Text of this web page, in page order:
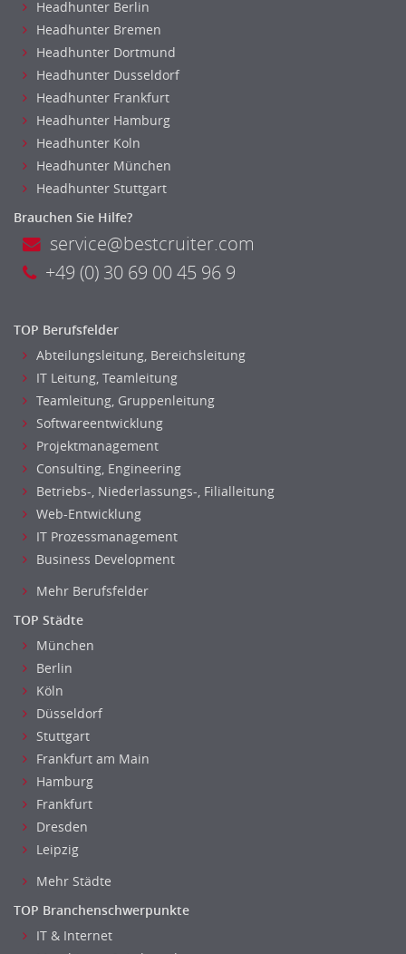
Ausbilder
Berufsschule
Erwachsenenbildung
Erzieher
Kindergarten, KiTa, Vorschule
Bildung & Soziales Leitung, Teamleitung
Sozialarbeit
Universität, Fachhochschule
Unterricht: Grundschule
Unterricht: Sekundarstufe
Architektur
Modedesign, Schmuckdesign
Produktdesign, Industriedesign
Theater, Schauspiel, Musik, Tanz
Beschaffungslogistik
Disposition
Einkauf
Logistik
Entsorgungslogistik
Fuhrparkmanagement
Lagerlogistik
Einkauf, Materialwirtschaft & Logistik Leitung, Teamleitung
Materialwirtschaft
Produktionslogistik
Einkauf, Materialwirtschaft & Logistik Prozessmanagement
Supply-Chain-Management
Anlagenbuchhaltung
Controlling
Debitorenbuchhaltung
Finanzbuchhaltung, Bilanzbuchhaltung
Gehaltsbuchhaltung, Lohnbuchhaltung
Konzernbuchhaltung
Kreditorenbuchhaltung
Finanzen Leitung, Teamleitung
Finanzen Prozessmanagement
Headhunter Berlin
Headhunter Bremen
Headhunter Dortmund
Headhunter Dusseldorf
Headhunter Frankfurt
Headhunter Hamburg
Headhunter Koln
Headhunter München
Headhunter Stuttgart
Brauchen Sie Hilfe?
service@bestcruiter.com
+49 (0) 30 69 00 45 96 9
TOP Berufsfelder
Abteilungsleitung, Bereichsleitung
IT Leitung, Teamleitung
Teamleitung, Gruppenleitung
Softwareentwicklung
Projektmanagement
Consulting, Engineering
Betriebs-, Niederlassungs-, Filialleitung
Web-Entwicklung
IT Prozessmanagement
Business Development
Mehr Berufsfelder
TOP Städte
München
Berlin
Köln
Düsseldorf
Stuttgart
Frankfurt am Main
Hamburg
Frankfurt
Dresden
Leipzig
Mehr Städte
TOP Branchenschwerpunkte
IT & Internet